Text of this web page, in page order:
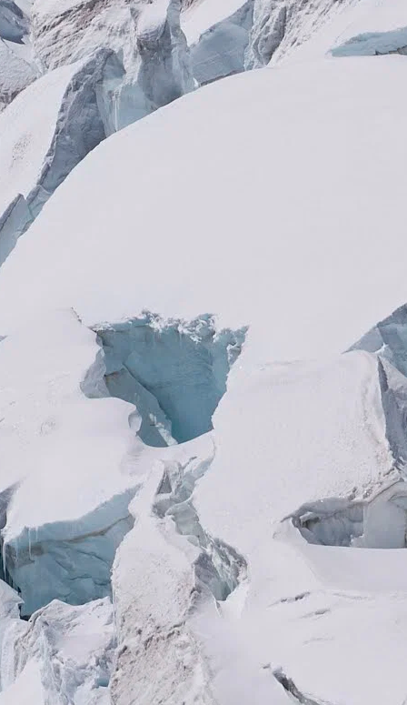
Zwischen Sulz und Himmel
Wenn der Winter langsam dem Frühling weicht und
die Sonne den Schnee in Firn verwandelt, beginnt die
Zeit für Skihochtouren. Gemeinsam mit erfahrenen
Bergführer*innen ziehst du deine Spur über Gletscher,
Grate und weite Hänge – hinein in die eindrucksvolle
Welt des Hochgebirges.
Unsere geführten Skihochtouren bieten ein intensives
Erlebnis. Der Aufstieg fordert, die Aussicht berührt,
und die Abfahrt im weichen Firn schenkt pure Freude.
Ob du eine einfache Skihochtour planst oder eine
mehrtägige Unternehmung mit Hüttenübernachtung
suchst – jede Tour ist sorgfältig gewählt und
begleitet von Menschen, die Berge lieben und leben.